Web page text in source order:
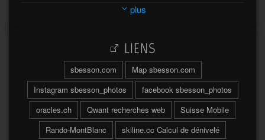
2023 32
2026
A travers l'hublot 17 Abländschen 3
Açores 2004 64 Adelboden 2
Adonis 6
plus
LIENS
sbesson.com
Map sbesson.com
Instagram sbesson_photos
facebook sbesson_photos
oracles.ch
Qwant recherches web
Suisse Mobile
Rando-MontBlanc
skiline.cc Calcul de dénivelé